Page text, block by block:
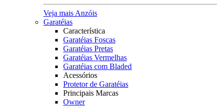
Veja mais Anzóis
Garatéias
Característica
Garatéias Foscas
Garatéias Pretas
Garatéias Vermelhas
Garatéias com Bladed
Acessórios
Protetor de Garatéias
Principais Marcas
Owner